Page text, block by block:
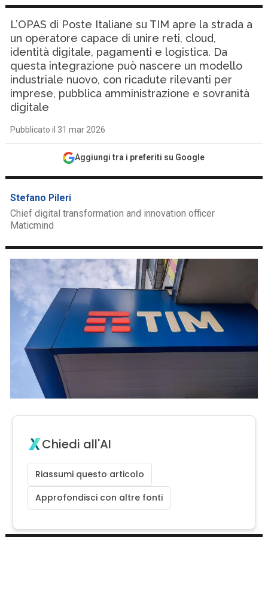
L’OPAS di Poste Italiane su TIM apre la strada a
un operatore capace di unire reti, cloud,
identità digitale, pagamenti e logistica. Da
questa integrazione può nascere un modello
industriale nuovo, con ricadute rilevanti per
imprese, pubblica amministrazione e sovranità
digitale
Pubblicato il 31 mar 2026
Aggiungi tra i preferiti su Google
Stefano Pileri
Chief digital transformation and innovation officer
Maticmind
Chiedi all'AI
Riassumi questo articolo
Approfondisci con altre fonti